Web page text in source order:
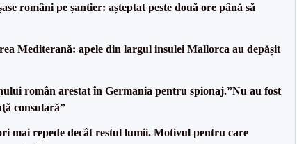
români pe șantier: așteptat peste două ore până să
Mediterană: apele din largul insulei Mallorca au depășit
român arestat în Germania pentru spionaj.”Nu au fost
consulară”
mai repede decât restul lumii. Motivul pentru care